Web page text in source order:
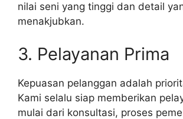
nilai seni yang tinggi dan detail
menakjubkan.
3. Pelayanan Prima
Kepuasan pelanggan adalah
Kami selalu siap memberikan
mulai dari konsultasi, proses